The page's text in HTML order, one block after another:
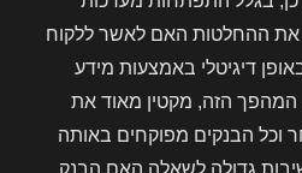
את ההחלטות האם לאשר ללקוח
דיגיטלי באמצעות מידע
הזה, מקטין מאוד את
וכל הבנקים מפוקחים באותה
גדולה לשאלה האם הבנק